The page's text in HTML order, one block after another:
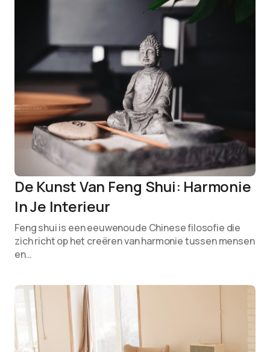
De Kunst Van Feng Shui: Harmonie
In Je Interieur
Feng shui is een eeuwenoude Chinese filosofie die
zich richt op het creëren van harmonie tussen mensen
en…